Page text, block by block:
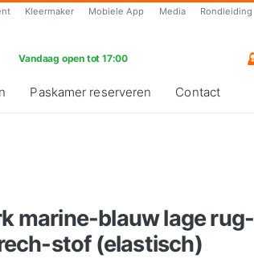
Kleermaker Mobiele App Media Rondleiding
Vandaag open tot 17:00
Paskamer reserveren Contact
marine-blauw lage rug-
stof (elastisch)